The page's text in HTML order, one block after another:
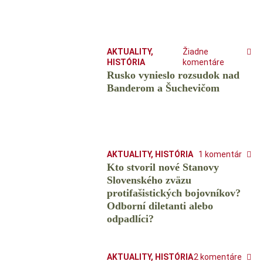
AKTUALITY,
HISTÓRIA
Žiadne
komentáre
Rusko vynieslo rozsudok nad
Banderom a Šuchevičom
AKTUALITY, HISTÓRIA 1 komentár
Kto stvoril nové Stanovy
Slovenského zväzu
protifašistických bojovníkov?
Odborní diletanti alebo
odpadlíci?
AKTUALITY, HISTÓRIA2 komentáre